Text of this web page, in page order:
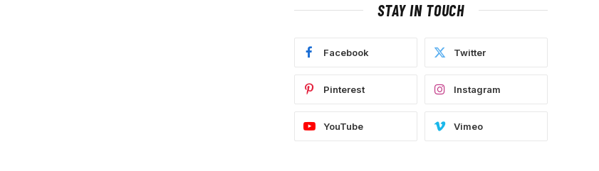
STAY IN TOUCH
Facebook Twitter
Pinterest Instagram
YouTube Vimeo